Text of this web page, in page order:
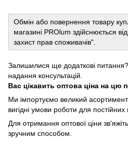
Обмін або повернення товару
магазині PROlum здійснюється
захист прав споживачів".
Залишилися ще додаткові
надання консультацій.
Вас цікавить оптова ціна на цю
Ми імпортуємо великий
вигідні умови роботи для постійних
Для отримання оптової ціни
зручним способом.